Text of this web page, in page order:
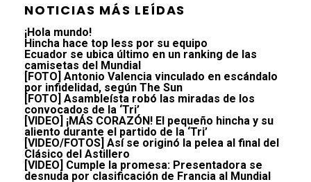
NOTICIAS MÁS LEÍDAS
¡Hola mundo!
Hincha hace top less por su equipo
Ecuador se ubica último en un ranking de las
camisetas del Mundial
[FOTO] Antonio Valencia vinculado en escándalo
por infidelidad, según The Sun
[FOTO] Asambleísta robó las miradas de los
convocados de la ‘Tri’
[VIDEO] ¡MÁS CORAZÓN! El pequeño hincha y su
aliento durante el partido de la ‘Tri’
[VIDEO/FOTOS] Así se originó la pelea al final del
Clásico del Astillero
[VIDEO] Cumple la promesa: Presentadora se
desnuda por clasificación de Francia al Mundial